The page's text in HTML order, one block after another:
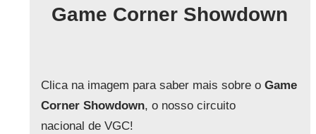
Game Corner Showdown
Clica na imagem para saber mais sobre oGame
Corner Showdown, o nosso circuito
nacional de VGC!